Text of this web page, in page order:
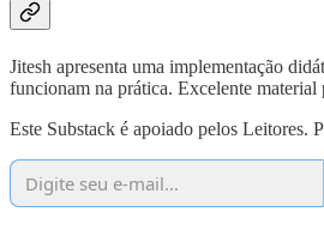
Jitesh apresenta uma implementação
funcionam na prática. Excelente
Este Substack é apoiado pelos Leitores.